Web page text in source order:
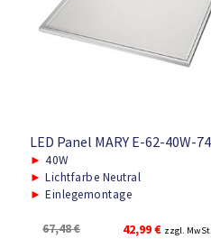
LED Panel MARY E-62-40W-
► 40W
► Lichtfarbe Neutral
► Einlegemontage
67,48€
Ursprünglicher
42,99€Aktueller
zzgl. MwSt.